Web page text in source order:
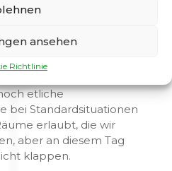
ansehen
Richtlinie
in dieser Phase des
eine Führung zu
unsere Fehler eiskalt
etliche
bei Standardsituationen
erlaubt, die wir
aber an diesem Tag
klappen.